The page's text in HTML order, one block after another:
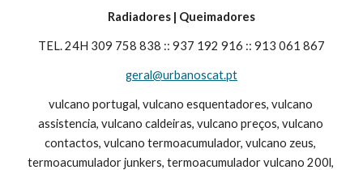
Radiadores | Queimadores
TEL. 24H 309 758 838 :: 937 192 916 :: 913 061 867
geral@urbanoscat.pt
vulcano portugal, vulcano esquentadores, vulcano
assistencia, vulcano caldeiras, vulcano preços, vulcano
contactos, vulcano termoacumulador, vulcano zeus,
termoacumulador junkers, termoacumulador vulcano 200l,